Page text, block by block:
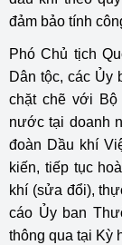
đảm bảo tính
Phó Chủ tịch
Dân tộc, các Ủy
chặt chẽ với Bộ
nước tại doanh
đoàn Dầu khí
kiến, tiếp tục
khí (sửa đổi),
cáo Ủy ban
thông qua tại Kỳ